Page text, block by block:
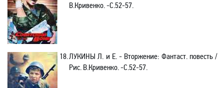
В.Кривенко. -C.52-57.
18.ЛУКИНЫ Л. и Е. - Вторжение: Фантаст. повесть /
Рис. В.Кривенко. -C.52-57.